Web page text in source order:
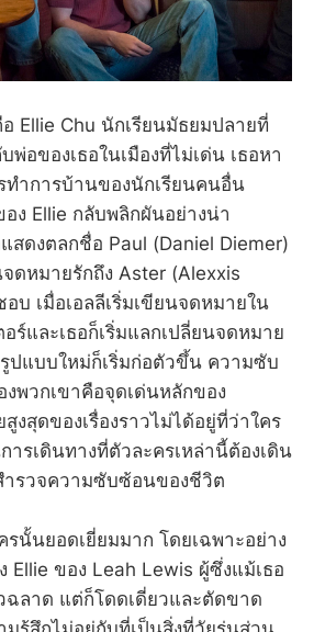
Ellie Chu นักเรียนมัธยมปลายที่
อของเธอในเมืองที่ไม่เด่น เธอหา
ทำการบ้านของนักเรียนคนอื่น
ง Ellie กลับพลิกผันอย่างน่า
สดงตลกชื่อ Paul (Daniel Diemer)
ดหมายรักถึง Aster (Alexxis
บ เมื่อเอลลีเริ่มเขียนจดหมายใน
ร์และเธอก็เริ่มแลกเปลี่ยนจดหมาย
ปแบบใหม่ก็เริ่มก่อตัวขึ้น ความซับ
พวกเขาคือจุดเด่นหลักของ
งสุดของเรื่องราวไม่ได้อยู่ที่ว่าใคร
ารเดินทางที่ตัวละครเหล่านี้ต้องเดิน
รวจความซับซ้อนของชีวิต
รนั้นยอดเยี่ยมมาก โดยเฉพาะอย่าง
Ellie ของ Leah Lewis ผู้ซึ่งแม้เธอ
ลาด แต่ก็โดดเดี่ยวและตัดขาด